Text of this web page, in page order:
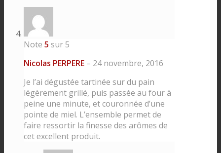
Note 5 sur 5
Nicolas PERPERE – 24 novembre, 2016
Je l’ai dégustée tartinée sur du pain
légèrement grillé, puis passée au four à
peine une minute, et couronnée d’une
pointe de miel. L’ensemble permet de
faire ressortir la finesse des arômes de
cet excellent produit.